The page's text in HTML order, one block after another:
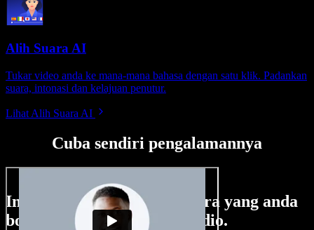
Alih Suara AI
Tukar video anda ke mana-mana bahasa dengan satu klik. Padankan
suara, intonasi dan kelajuan penutur.
Lihat Alih Suara AI
Cuba sendiri pengalamannya
Ini hanya sebahagian perkara yang anda
boleh buat di Speechify Studio.